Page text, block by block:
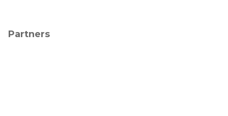
Partners